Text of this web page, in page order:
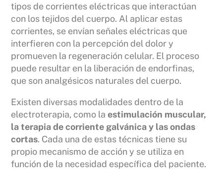
tipos de corrientes eléctricas que interactúan
con los tejidos del cuerpo. Al aplicar estas
corrientes, se envían señales eléctricas que
interfieren con la percepción del dolor y
promueven la regeneración celular. El proceso
puede resultar en la liberación de endorfinas,
que son analgésicos naturales del cuerpo.
Existen diversas modalidades dentro de la
electroterapia, como laestimulación muscular,
la terapia de corriente galvánica y las ondas
cortas. Cada una de estas técnicas tiene su
propio mecanismo de acción y se utiliza en
función de la necesidad específica del paciente.